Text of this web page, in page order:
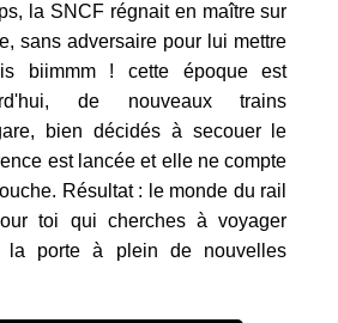
la SNCF régnait en maître sur
sans adversaire pour lui mettre
biimmm ! cette époque est
de nouveaux trains
bien décidés à secouer le
est lancée et elle ne compte
Résultat : le monde du rail
toi qui cherches à voyager
la porte à plein de nouvelles